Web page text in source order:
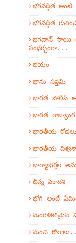
భగవద్గీత
భగవద్గీత
భగవాన్ సాయి
సంధర్భంగా...
భయం
భాను సప్తమి -
భారత పోలీస్
భారత రాజ్యాంగ
భారతీయ
భారతీయ
భార్యాభర్తల
భీష్మ ఏకాదశి -
భోగి అంటే
మంగళకరమైన
మంచి